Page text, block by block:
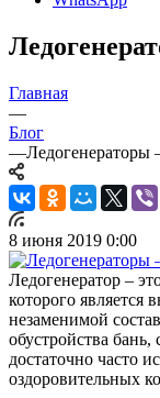
Главная
—
Блог
—Ледогенераторы
8 июня 2019 0:00
Ледогенератор –
которого является
незаменимой
обустройства
достаточно часто
оздоровительных